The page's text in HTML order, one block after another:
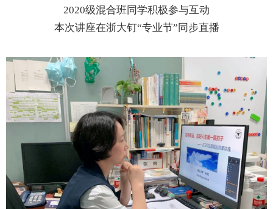
2020级混合班同学积极参与互动
本次讲座在浙大钉“专业节”同步直播